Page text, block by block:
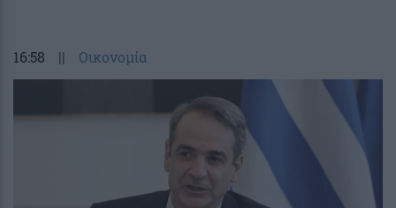
16:58 || Οικονομία